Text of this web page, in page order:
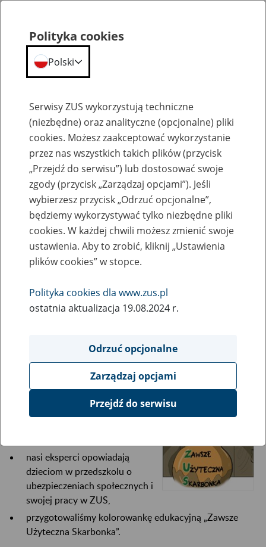
Edukacja
Edukacja przedszkolna i
wczesnoszkolna
września
Dlatego z myślą o najmłodszych:
organizujemy wycieczki do
nasi eksperci opowiadają
dzieciom w przedszkolu o
ubezpieczeniach społecznych i
swojej pracy w ZUS,
przygotowaliśmy kolorowankę edukacyjną „Zawsze
Użyteczna Skarbonka”.
Polityka cookies
Polski
Serwisy ZUS wykorzystują techniczne
(niezbędne) oraz analityczne (opcjonalne) pliki
cookies. Możesz zaakceptować wykorzystanie
przez nas wszystkich takich plików (przycisk
„Przejdź do serwisu”) lub dostosować swoje
zgody (przycisk „Zarządzaj opcjami”). Jeśli
wybierzesz przycisk „Odrzuć opcjonalne”,
będziemy wykorzystywać tylko niezbędne pliki
cookies. W każdej chwili możesz zmienić swoje
ustawienia. Aby to zrobić, kliknij „Ustawienia
plików cookies” w stopce.
Polityka cookies dla www.zus.pl
ostatnia aktualizacja 19.08.2024 r.
Odrzuć opcjonalne
Zarządzaj opcjami
Przejdź do serwisu